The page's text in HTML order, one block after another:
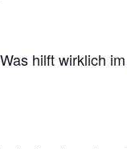
hilft wirklich im